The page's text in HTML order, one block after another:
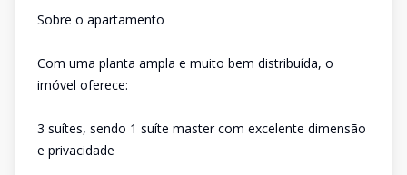
Sobre o apartamento
Com uma planta ampla e muito bem distribuída, o
imóvel oferece:
3 suítes, sendo 1 suíte master com excelente dimensão
e privacidade